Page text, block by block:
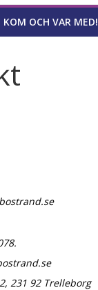
KOM OCH VAR MED!
231 92 Trelleborg